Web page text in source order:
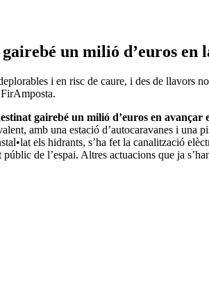
un milió d’euros en
i en risc de caure, i des de llavors
FirAmposta.
gairebé un milió d’euros en avançar
amb una estació d’autocaravanes i una
els hidrants, s’ha fet la canalització
de l’espai. Altres actuacions que ja